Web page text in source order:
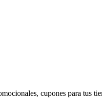
cupones para tus